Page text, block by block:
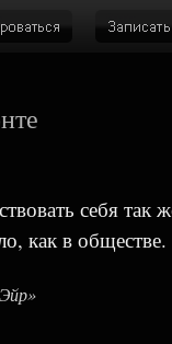
себя так
как в обществе.